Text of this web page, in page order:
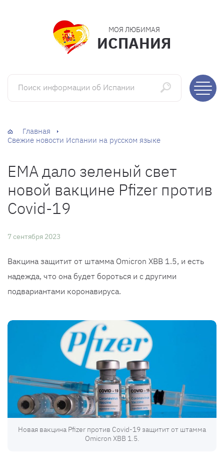
МОЯ ЛЮБИМАЯ
ИСПАНИЯ
Поиск информации об Испании
Главная
Свежие новости Испании на русском языке
EMA дало зеленый свет
новой вакцине Pfizer против
Covid-19
7 сентября 2023
Вакцина защитит от штамма Omicron XBB 1.5, и есть
надежда, что она будет бороться и с другими
подвариантами коронавируса.
Новая вакцина Pfizer против Covid-19 защитит от штамма
Omicron XBB 1.5.